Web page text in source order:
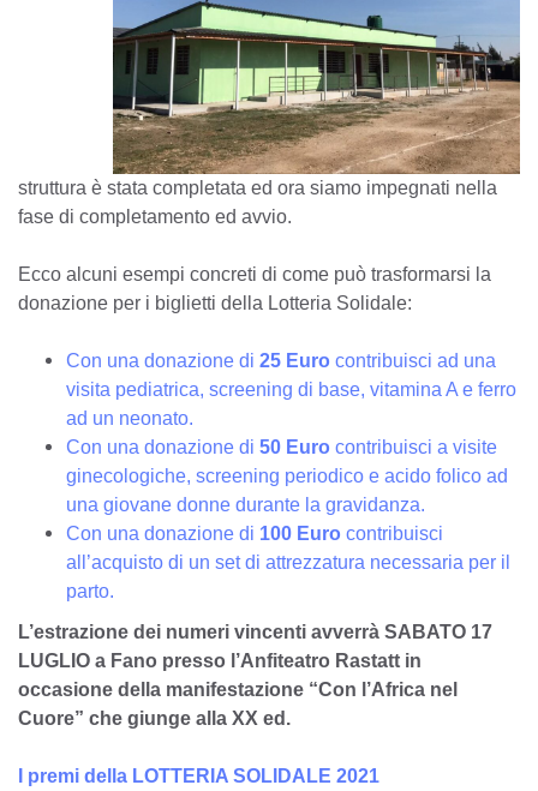
struttura è stata completata ed ora siamo impegnati nella
fase di completamento ed avvio.
Ecco alcuni esempi concreti di come può trasformarsi la
donazione per i biglietti della Lotteria Solidale:
Con una donazione di 25 Euro contribuisci ad una
visita pediatrica, screening di base, vitamina A e ferro
ad un neonato.
Con una donazione di 50 Euro contribuisci a visite
ginecologiche, screening periodico e acido folico ad
una giovane donne durante la gravidanza.
Con una donazione di 100 Euro contribuisci
all’acquisto di un set di attrezzatura necessaria per il
parto.
L’estrazione dei numeri vincenti avverrà SABATO 17
LUGLIO a Fano presso l’Anfiteatro Rastatt in
occasione della manifestazione “Con l’Africa nel
Cuore” che giunge alla XX ed.
I premi della LOTTERIA SOLIDALE 2021